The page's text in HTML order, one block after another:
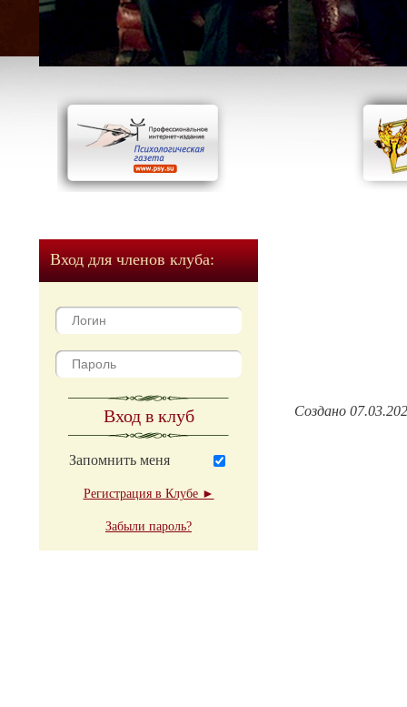
Вход для членов клуба:
Вход в клуб
Запомнить меня
Регистрация в Клубе ►
Забыли пароль?
Создано